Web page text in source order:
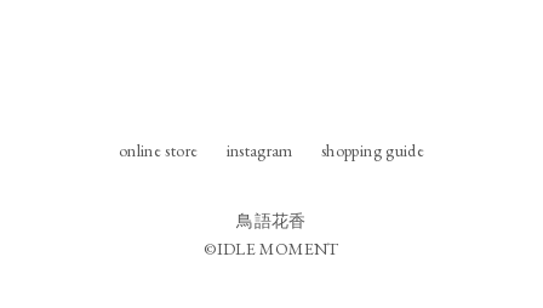
online store instagram shopping guide
鳥語花香
©IDLE MOMENT